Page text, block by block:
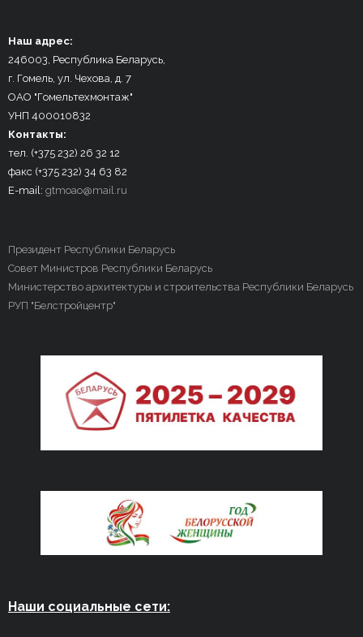
Наш адрес:
246003, Республика Беларусь,
г. Гомель, ул. Чехова, д. 7
ОАО "Гомельтехмонтаж"
УНП 400010832
Контакты:
тел. (+375 232) 26 32 12
факс (+375 232) 34 63 82
E-mail: gtmoao@mail.ru
Президент Республики Беларусь
Совет Министров Республики Беларусь
Министерство архитектуры и строительства Республики Беларусь
РУП "Белстройцентр"
Наши социальные сети: